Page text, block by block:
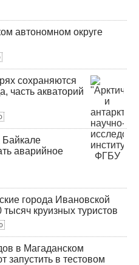
автономном округе
сохраняются
часть акваторий
Байкале
аварийное
города Ивановской
круизных туристов
в Магаданском
запустить в тестовом